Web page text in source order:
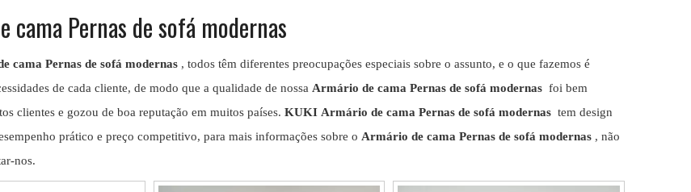
cama Pernas de sofá modernas
cama Pernas de sofá modernas , todos têm diferentes preocupações especiais sobre o assunto, e o que fazemos é
de cada cliente, de modo que a qualidade de nossa Armário de cama Pernas de sofá modernas foi bem
clientes e gozou de boa reputação em muitos países. KUKI Armário de cama Pernas de sofá modernas tem design
prático e preço competitivo, para mais informações sobre o Armário de cama Pernas de sofá modernas , não
nos.